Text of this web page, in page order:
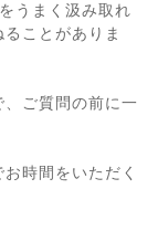
うまく汲み取れ
ことがありま
ご質問の前に一
時間をいただく